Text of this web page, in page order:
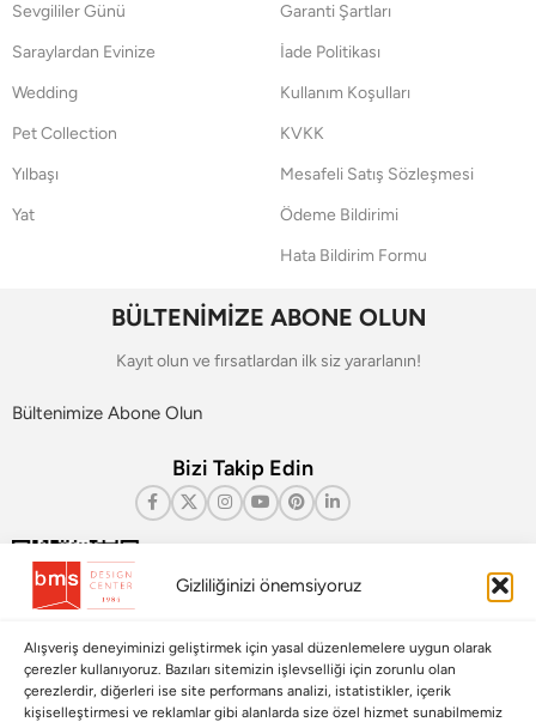
Gizliliğinizi önemsiyoruz
Alışveriş deneyiminizi geliştirmek için yasal düzenlemelere uygun olarak
çerezler kullanıyoruz. Bazıları sitemizin işlevselliği için zorunlu olan
çerezlerdir, diğerleri ise site performans analizi, istatistikler, içerik
kişiselleştirmesi ve reklamlar gibi alanlarda size özel hizmet sunabilmemiz
Sevgililer Günü
Saraylardan Evinize
Wedding
Pet Collection
Yılbaşı
Yat
Garanti Şartları
İade Politikası
Kullanım Koşulları
KVKK
Mesafeli Satış Sözleşmesi
Ödeme Bildirimi
Hata Bildirim Formu
BÜLTENİMİZE ABONE OLUN
Kayıt olun ve fırsatlardan ilk siz yararlanın!
Bültenimize Abone Olun
Bizi Takip Edin